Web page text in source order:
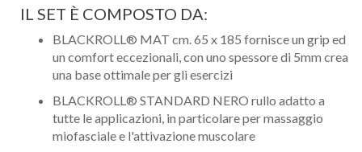
IL SET È COMPOSTO DA:
BLACKROLL® MAT cm. 65 x 185 fornisce un grip ed
un comfort eccezionali, con uno spessore di 5mm crea
una base ottimale per gli esercizi
BLACKROLL® STANDARD NERO rullo adatto a
tutte le applicazioni, in particolare per massaggio
miofasciale e l'attivazione muscolare